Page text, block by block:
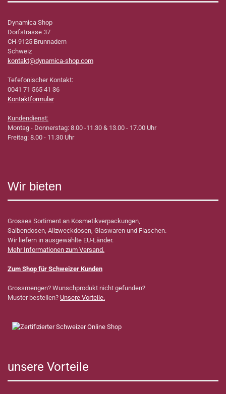
Dynamica Shop
Dorfstrasse 37
CH-9125 Brunnadern
Schweiz
kontakt@dynamica-shop.com
Tefefonischer Kontakt:
0041 71 565 41 36
Kontaktformular
Kundendienst:
Montag - Donnerstag: 8.00 -11.30 & 13.00 - 17.00 Uhr
Freitag: 8.00 - 11.30 Uhr
Wir bieten
Grosses Sortiment an Kosmetikverpackungen,
Salbendosen, Allzweckdosen, Glaswaren und Flaschen.
Wir liefern in ausgewählte EU-Länder.
Mehr Informationen zum Versand.
Zum Shop für Schweizer Kunden
Grossmengen? Wunschprodukt nicht gefunden?
Muster bestellen? Unsere Vorteile.
unsere Vorteile